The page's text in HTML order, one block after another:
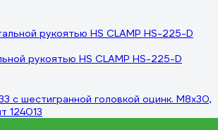
рукоятью HS CLAMP HS-225-D